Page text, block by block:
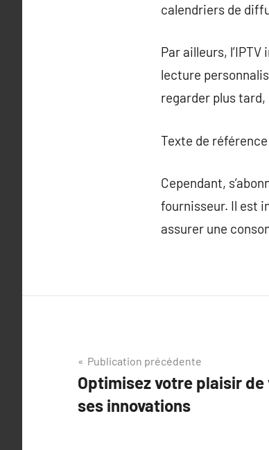
calendriers de
Par ailleurs,
lecture
regarder plus
Texte de
Cependant,
fournisseur. Il est
assurer une
Navigation
de
l’article
Publication précédente
Optimisez votre plaisir de
ses innovations